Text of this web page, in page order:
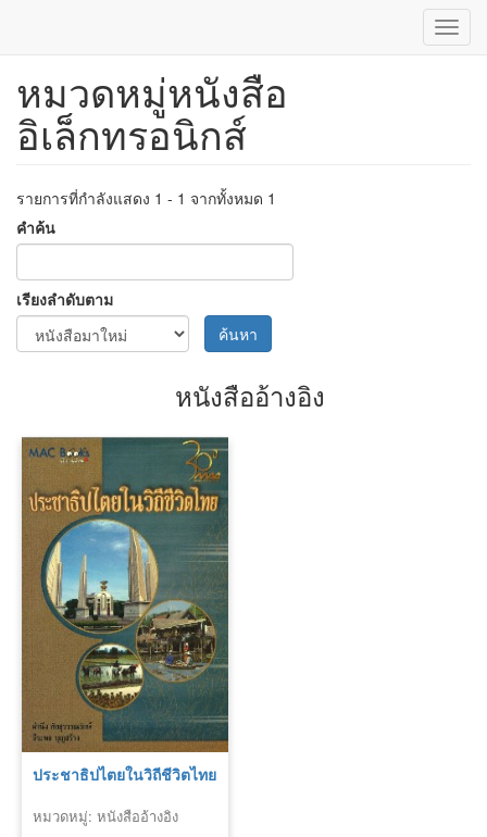
ข้าม
เนื้อหา
หมวดหมู่หนังสือ
อิเล็กทรอนิกส์
รายการที่กำลังแสดง 1 - 1 จากทั้งหมด 1
คำค้น
เรียงลำดับตาม
ค้นหา
หนังสืออ้างอิง
ประชาธิปไตยในวิถีชีวิตไทย
หมวดหมู่: หนังสืออ้างอิง